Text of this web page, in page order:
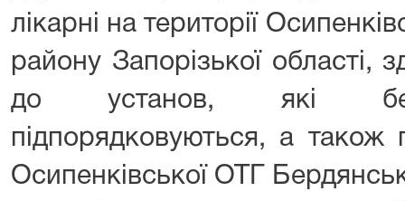
лікарні на території
району Запорізької області,
до установ, які
підпорядковуються, а
Осипенківської ОТГ